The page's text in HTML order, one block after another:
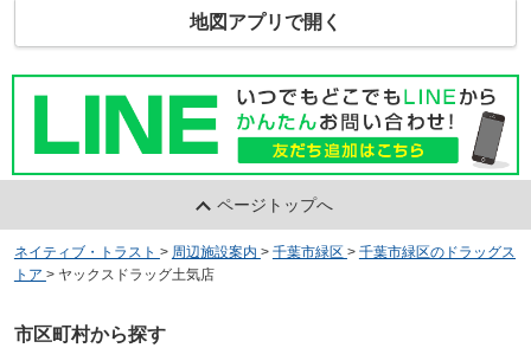
地図アプリで開く
ページトップへ
ネイティブ・トラスト > 周辺施設案内 > 千葉市緑区 > 千葉市緑区のドラッグス
トア > ヤックスドラッグ土気店
市区町村から探す